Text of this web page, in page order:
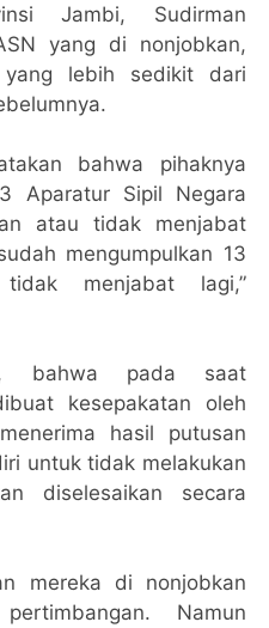
Jambi, Sudirman
yang di nonjobkan,
lebih sedikit dari
bahwa pihaknya
Aparatur Sipil Negara
atau tidak menjabat
mengumpulkan 13
menjabat lagi,”
bahwa pada saat
kesepakatan oleh
hasil putusan
untuk tidak melakukan
diselesaikan secara
mereka di nonjobkan
Namun